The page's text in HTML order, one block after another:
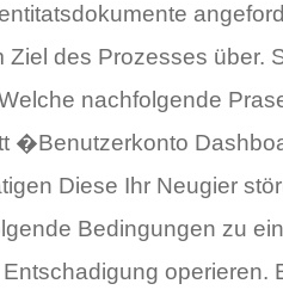
des Prozesses über.
nachfolgende
�Benutzerkonto
Diese Ihr Neugier
Bedingungen zu